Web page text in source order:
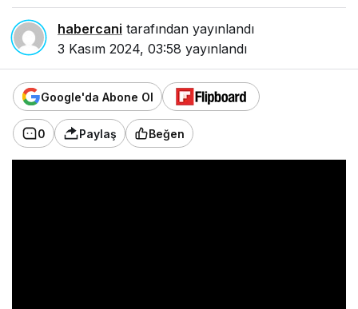
habercani tarafından yayınlandı
3 Kasım 2024, 03:58 yayınlandı
Google'da Abone Ol
0 Paylaş Beğen